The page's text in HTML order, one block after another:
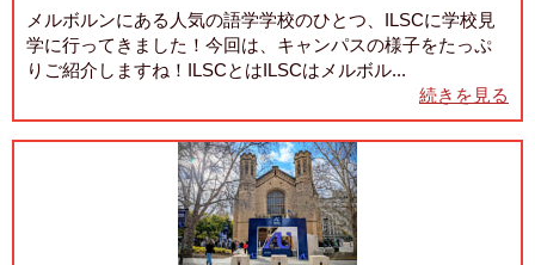
メルボルンにある人気の語学学校のひとつ、ILSCに学校見
学に行ってきました！今回は、キャンパスの様子をたっぷ
りご紹介しますね！ILSCとはILSCはメルボル...
続きを見る